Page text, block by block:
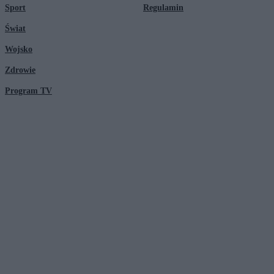
Sport
Świat
Wojsko
Zdrowie
Program TV
Regulamin